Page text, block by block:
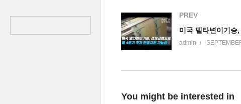
PREV
admin
You might be interested in